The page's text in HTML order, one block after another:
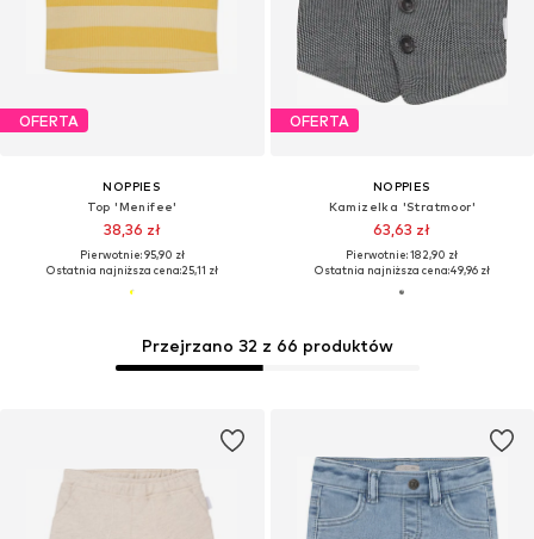
OFERTA
NOPPIES
Top 'Menifee'
38,36 zł
Pierwotnie: 95,90 zł
Ostatnia najniższa cena:25,11 zł
OFERTA
NOPPIES
Kamizelka 'Stratmoor'
63,63 zł
Pierwotnie: 182,90 zł
Ostatnia najniższa cena:49,96 zł
Przejrzano 32 z 66 produktów